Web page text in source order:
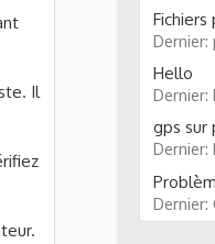
Il
Fichiers
Dernier:
Hello
Dernier:
gps sur
Dernier:
Dernier: